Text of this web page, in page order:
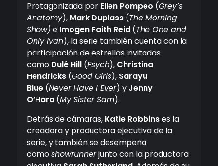
Protagonizada por Ellen Pompeo (Grey’s
Anatomy), Mark Duplass (The Morning
Show) e Imogen Faith Reid (The One and
Only Ivan), la serie también cuenta con la
participación de estrellas invitadas
como Dulé Hill (Psych), Christina
Hendricks (Good Girls), Sarayu
Blue (Never Have I Ever) y Jenny
O’Hara (My Sister Sam).
Detrás de cámaras, Katie Robbinses la
creadora y productora ejecutiva de la
serie, y también se desempeña
comoshowrunnerjunto con la productora